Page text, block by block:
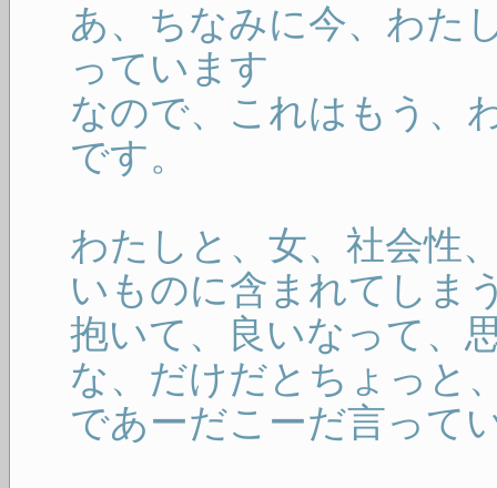
あ、ちなみに今、わた
っています
なので、これはもう、
です。
わたしと、女、社会性
いものに含まれてしま
抱いて、良いなって、
な、だけだとちょっと
であーだこーだ言って